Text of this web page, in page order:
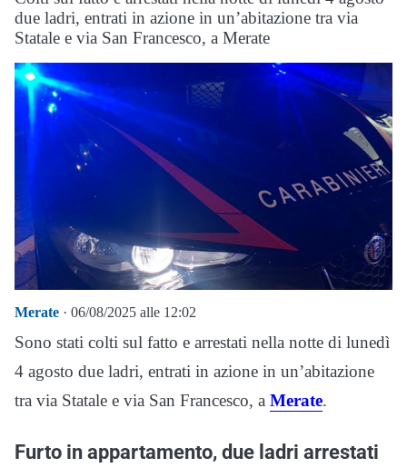
due ladri, entrati in azione in un’abitazione tra via
Statale e via San Francesco, a Merate
Merate · 06/08/2025 alle 12:02
Sono stati colti sul fatto e arrestati nella notte di lunedì
4 agosto due ladri, entrati in azione in un’abitazione
tra via Statale e via San Francesco, a Merate.
Furto in appartamento, due ladri arrestati